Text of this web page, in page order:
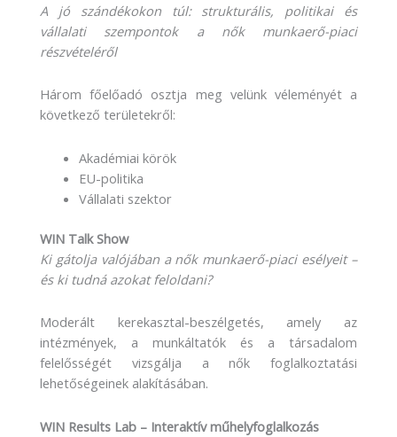
A jó szándékokon túl: strukturális, politikai és
vállalati szempontok a nők munkaerő-piaci
részvételéről
Három főelőadó osztja meg velünk véleményét a
következő területekről:
Akadémiai körök
EU-politika
Vállalati szektor
WIN Talk Show
Ki gátolja valójában a nők munkaerő-piaci esélyeit –
és ki tudná azokat feloldani?
Moderált kerekasztal-beszélgetés, amely az
intézmények, a munkáltatók és a társadalom
felelősségét vizsgálja a nők foglalkoztatási
lehetőségeinek alakításában.
WIN Results Lab – Interaktív műhelyfoglalkozás